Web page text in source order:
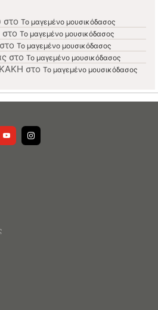
στο Το μαγεμένο μουσικόδασος
στο Το μαγεμένο μουσικόδασος
στο Το μαγεμένο μουσικόδασος
στο Το μαγεμένο μουσικόδασος
στο Το μαγεμένο μουσικόδασος